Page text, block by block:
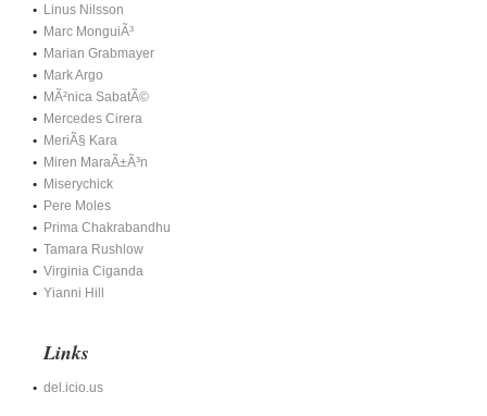
Linus Nilsson
Marc MonguiÃ³
Marian Grabmayer
Mark Argo
MÃ²nica SabatÃ©
Mercedes Cirera
MeriÃ§ Kara
Miren MaraÃ±Ã³n
Miserychick
Pere Moles
Prima Chakrabandhu
Tamara Rushlow
Virginia Ciganda
Yianni Hill
Links
del.icio.us